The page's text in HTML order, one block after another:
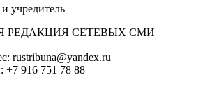
учредитель
РЕДАКЦИЯ СЕТЕВЫХ СМИ
rustribuna@yandex.ru
+7 916 751 78 88